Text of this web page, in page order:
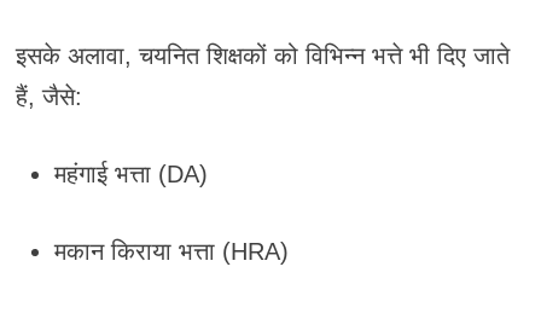
इसके अलावा, चयनित शिक्षकों को विभिन्न भत्ते भी दिए जाते
हैं, जैसे:
महंगाई भत्ता (DA)
मकान किराया भत्ता (HRA)